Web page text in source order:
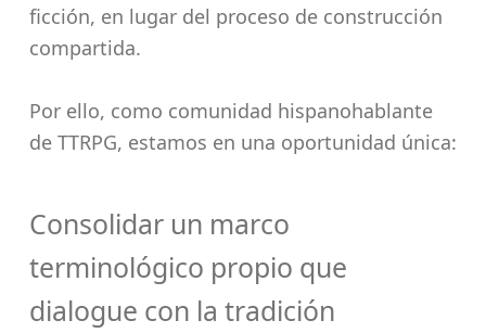
ficción, en lugar del proceso de construcción
compartida.
Por ello, como comunidad hispanohablante
de TTRPG, estamos en una oportunidad única:
Consolidar un marco
terminológico propio que
dialogue con la tradición